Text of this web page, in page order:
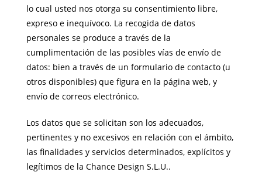
lo cual usted nos otorga su consentimiento libre,
expreso e inequívoco. La recogida de datos
personales se produce a través de la
cumplimentación de las posibles vías de envío de
datos: bien a través de un formulario de contacto (u
otros disponibles) que figura en la página web, y
envío de correos electrónico.
Los datos que se solicitan son los adecuados,
pertinentes y no excesivos en relación con el ámbito,
las finalidades y servicios determinados, explícitos y
legítimos de la Chance Design S.L.U..